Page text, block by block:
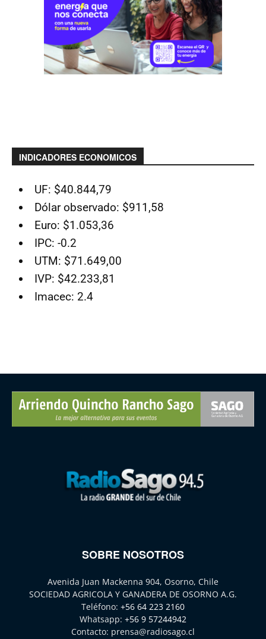
INDICADORES ECONOMICOS
UF: $40.844,79
Dólar observado: $911,58
Euro: $1.053,36
IPC: -0.2
UTM: $71.649,00
IVP: $42.233,81
Imacec: 2.4
SOBRE NOSOTROS
Avenida Juan Mackenna 904, Osorno, Chile
SOCIEDAD AGRICOLA Y GANADERA DE OSORNO A.G.
Teléfono: +56 64 223 2160
Whatsapp: +56 9 57244942
Contacto: prensa@radiosago.cl